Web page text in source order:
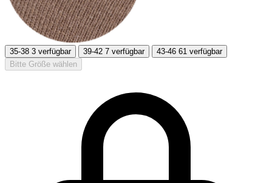
35-38 3 verfügbar 39-42 7 verfügbar 43-46 61 verfügbar
Bitte Größe wählen